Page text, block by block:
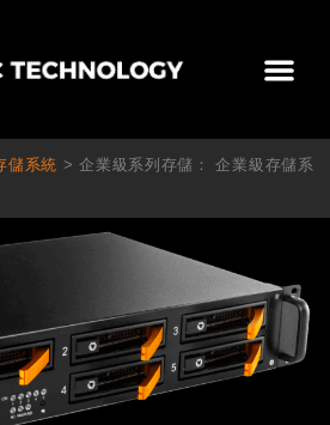
選
單
儲系統 >企業級系列存儲： 企業級存儲系